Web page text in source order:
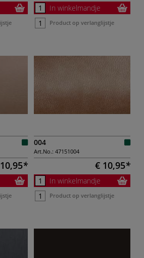
In winkelmandje
Product op verlanglijstje
004
Art.No.: 47151004
€ 10,95
In winkelmandje
Product op verlanglijstje